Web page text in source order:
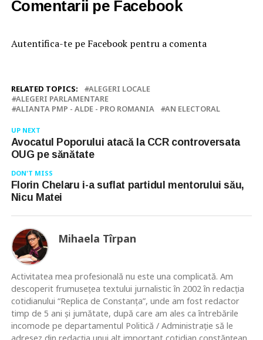
Comentarii pe Facebook
Autentifica-te pe Facebook pentru a comenta
RELATED TOPICS:
ALEGERI LOCALE
ALEGERI PARLAMENTARE
ALIANTA PMP - ALDE - PRO ROMANIA
AN ELECTORAL
UP NEXT
Avocatul Poporului atacă la CCR controversata
OUG pe sănătate
DON'T MISS
Florin Chelaru i-a suflat partidul mentorului său,
Nicu Matei
Mihaela Tîrpan
Activitatea mea profesională nu este una complicată. Am
descoperit frumusețea textului jurnalistic în 2002 în redacția
cotidianului “Replica de Constanța”, unde am fost redactor
timp de 5 ani și jumătate, după care am ales ca întrebările
incomode pe departamentul Politică / Administrație să le